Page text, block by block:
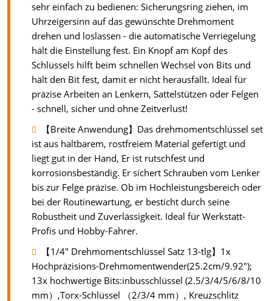
sehr einfach zu bedienen: Sicherungsring ziehen, im
Uhrzeigersinn auf das gewünschte Drehmoment
drehen und loslassen - die automatische Verriegelung
hält die Einstellung fest. Ein Knopf am Kopf des
Schlüssels hilft beim schnellen Wechsel von Bits und
hält den Bit fest, damit er nicht herausfällt. Ideal für
präzise Arbeiten an Lenkern, Sattelstützen oder Felgen
- schnell, sicher und ohne Zeitverlust!
【Breite Anwendung】Das drehmomentschlüssel set
ist aus haltbarem, rostfreiem Material gefertigt und
liegt gut in der Hand, Er ist rutschfest und
korrosionsbeständig. Er sichert Schrauben vom Lenker
bis zur Felge präzise. Ob im Hochleistungsbereich oder
bei der Routinewartung, er besticht durch seine
Robustheit und Zuverlässigkeit. Ideal für Werkstatt-
Profis und Hobby-Fahrer.
【1/4" Drehmomentschlüssel Satz 13-tlg】1x
Hochpräzisions-Drehmomentwender(25.2cm/9.92");
13x hochwertige Bits:inbusschlüssel (2.5/3/4/5/6/8/10
mm）,Torx-Schlüssel （2/3/4 mm）, Kreuzschlitz